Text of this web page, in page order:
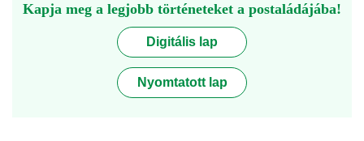
Kapja meg a legjobb történeteket a postaládájába!
Digitális lap
Nyomtatott lap